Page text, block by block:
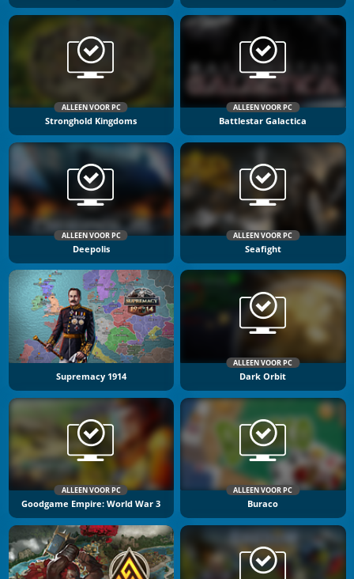
ALLEEN VOOR PC
Stronghold Kingdoms
ALLEEN VOOR PC
Battlestar Galactica
ALLEEN VOOR PC
Deepolis
ALLEEN VOOR PC
Seafight
Supremacy 1914
ALLEEN VOOR PC
Dark Orbit
ALLEEN VOOR PC
Goodgame Empire: World War 3
ALLEEN VOOR PC
Buraco